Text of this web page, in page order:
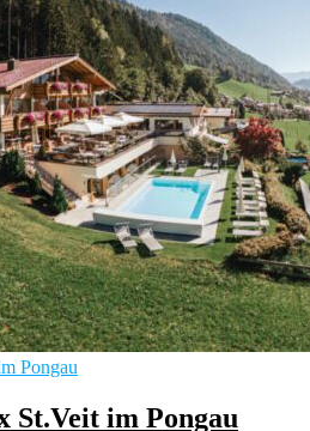
Pongau
St.Veit im Pongau